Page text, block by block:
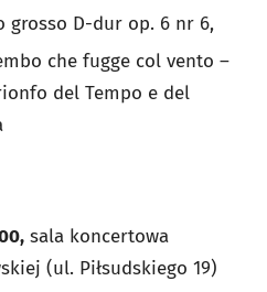
grosso D-dur op. 6 nr 6,
che fugge col vento –
del Tempo e del
sala koncertowa
(ul. Piłsudskiego 19)